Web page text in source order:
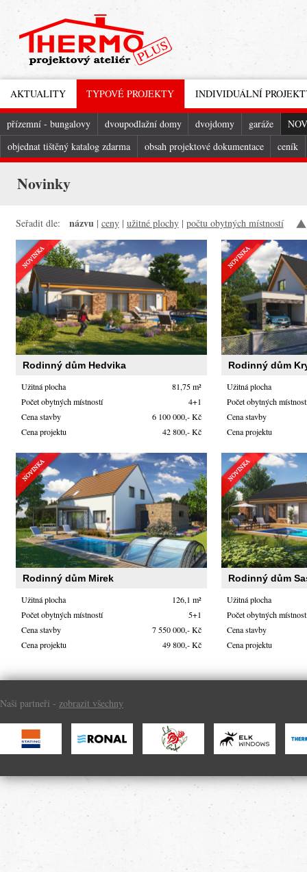
AKTUALITY TYPOVÉ PROJEKTY
přízemní - bungalovy dvoupodlažní domy dvojdomy garáže
objednat tištěný katalog zdarma
obsah projektové dokumentace ceník
INDIVIDUÁLNÍ
Novinky
Seřadit dle: názvu | ceny| užitné plochy| počtu obytných místností
Rodinný dům Hedvika
Užitná plocha
81,75 m²
Počet obytných místností
4+1
Cena stavby
6 100 000,- Kč
Cena projektu
42 800,- Kč
Rodinný dům
Užitná plocha
Počet obytných
Cena stavby
Cena projektu
Rodinný dům Mirek
Užitná plocha
126,1 m²
Počet obytných místností
5+1
Cena stavby
7 550 000,- Kč
Cena projektu
49 800,- Kč
Rodinný dům
Užitná plocha
Počet obytných
Cena stavby
Cena projektu
Naši partneři - zobrazit všechny